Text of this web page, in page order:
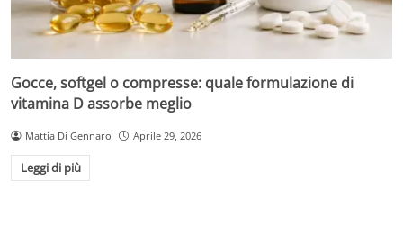
Gocce, softgel o compresse: quale formulazione di
vitamina D assorbe meglio
Mattia Di Gennaro Aprile 29, 2026
Leggi di più